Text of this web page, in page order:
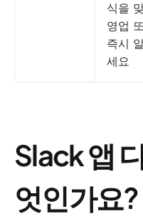
식을
영업
즉시
세요
Slack 앱
엇인가요?